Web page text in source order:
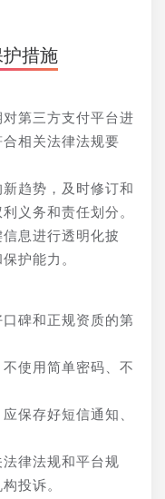
措施
对第三方支付平台进
相关法律法规要
新趋势，及时修订和
义务和责任划分。
信息进行透明化披
护能力。
口碑和正规资质的第
不使用简单密码、不
保存好短信通知、
法律法规和平台规
投诉。